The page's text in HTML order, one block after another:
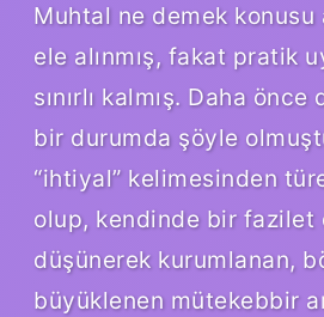
Muhtal ne demek konusu
ele alınmış, fakat pratik
sınırlı kalmış. Daha
bir durumda şöyle
“ihtiyal” kelimesinden
olup, kendinde bir fazilet
düşünerek kurumlanan,
büyüklenen mütekebbir